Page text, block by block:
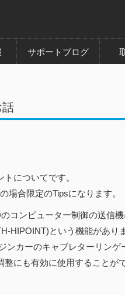
サポートブログ
話
についてです。
場合限定のTipsになります。
コンピューター制御の送信
HIPOINT)という機能があり
ンカーのキャブレターリン
にも有効に使用することが